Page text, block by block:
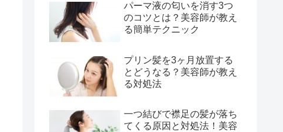
パーマ液の匂いを消す3つ
のコツとは？美容師が教え
る簡単テクニック
プリン髪を3ヶ月放置する
とどうなる？美容師が教え
る対処法
一つ結びで襟足の髪が落ち
てくる原因と対処法！美容